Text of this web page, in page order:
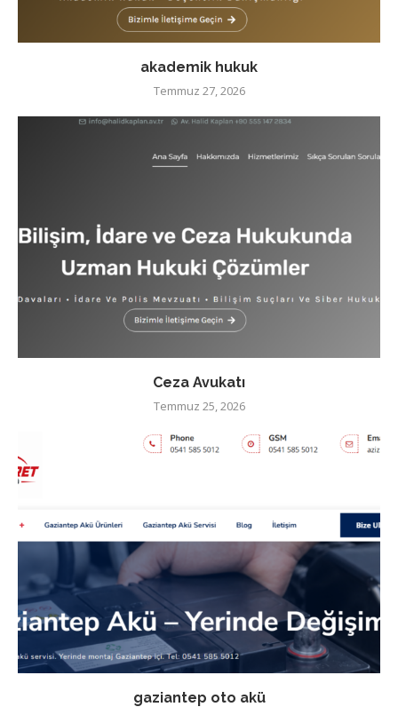
akademik hukuk
Temmuz 27, 2026
Ceza Avukatı
Temmuz 25, 2026
gaziantep oto akü